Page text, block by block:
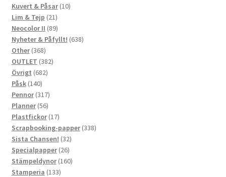
produkter
Kuvert & Påsar 1010
Lim & Tejp 2121
produkter
Neocolor II 8989
produkter
Nyheter & Påfyllt! 638638
Other 368368
produkter
OUTLET 382382
Övrigt 682682
Påsk 140140
produkter
Pennor 317317
produkter
Planner 5656
produkter
Plastfickor 1717
produkter
Scrapbooking-papper 338338
Sista Chansen! 3232
produkter
Specialpapper 2626
produkter
Stämpeldynor 160160
Stamperia 133133